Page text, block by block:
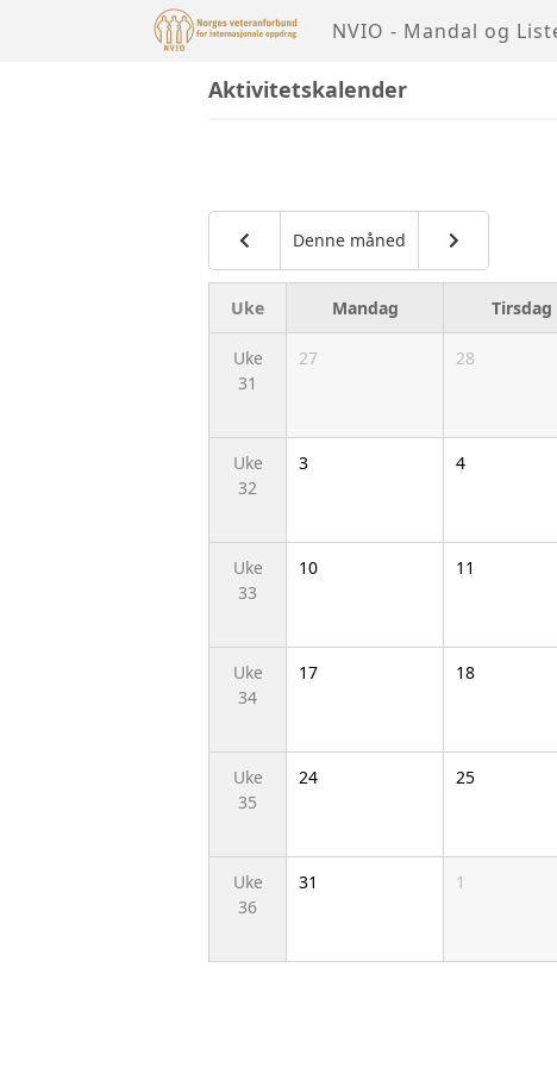
NVIO - Mandal og
Aktivitetskalender
Denne måned
Uke Mandag Tirsdag
Uke
31
27 28
Uke
32
3 4
Uke
33
10 11
Uke
34
17 18
Uke
35
24 25
Uke
36
31 1